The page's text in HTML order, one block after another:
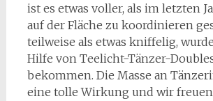
ist es etwas voller, als im letzten
auf der Fläche zu koordinieren
teilweise als etwas kniffelig,
Hilfe von Teelicht-Tänzer-
bekommen. Die Masse an
eine tolle Wirkung und wir freuen